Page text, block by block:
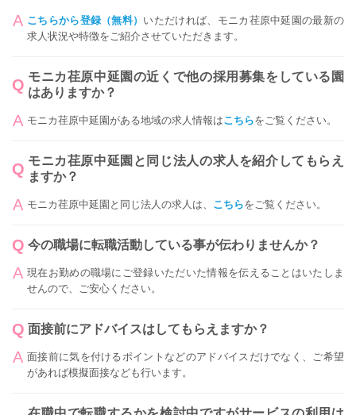
こちらから登録（無料） いただければ、モニカ荏原中延園の最新の
求人状況や特徴をご紹介させていただきます。
モニカ荏原中延園の近くで他の採用募集をしている園
はありますか？
モニカ荏原中延園がある地域の求人情報はこちらをご覧ください。
モニカ荏原中延園と同じ法人の求人を紹介してもらえ
ますか？
モニカ荏原中延園と同じ法人の求人は、 こちらをご覧ください。
今の職場に転職活動している事が伝わりませんか？
現在お勤めの職場にご登録いただいた情報を伝えることはいたしま
せんので、ご安心ください。
面接前にアドバイスはしてもらえますか？
面接前に気を付けるポイントなどのアドバイスだけでなく、ご希望
があれば模擬面接なども行います。